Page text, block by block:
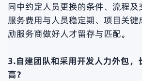
同中约定人员更换的条件、流程
服务费用与人员稳定期、项目关
励服务商做好人才留存与匹配。
3.自建团队和采用开发人力外包，
高？